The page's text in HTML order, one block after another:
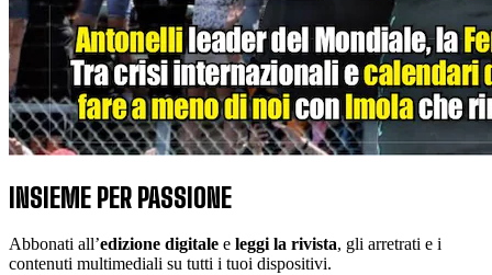
INSIEME PER PASSIONE
Abbonati all’edizione digitale e leggi la rivista, gli arretrati e i
contenuti multimediali su tutti i tuoi dispositivi.